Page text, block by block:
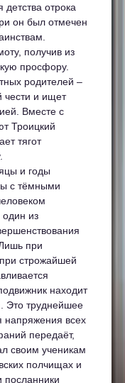
детства отрока
он был отмечен
получив из
просфору.
родителей –
чести и ищет
Вместе с
Троицкий
тягот
и годы
с тёмными
один из
при
строжайшей
находит
Это труднейшее
напряжения всех
передаёт,
своим ученикам
полчищах и
посланники